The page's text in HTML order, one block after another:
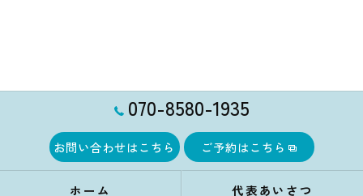
070-8580-1935
お問い合わせはこちら ご予約はこちら
ホーム 代表あいさつ